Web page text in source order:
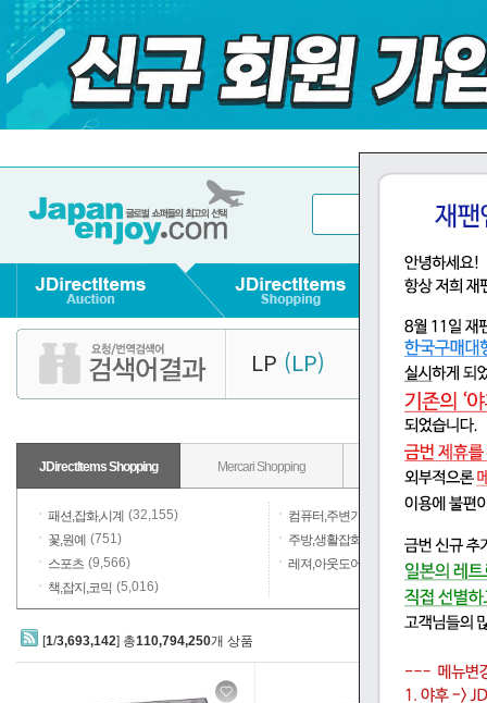
LP (LP)
JDirectItems Shopping Mercari Shopping Rakuten Shopping
패션,잡화,시계 (32,155) 컴퓨터,주변기기
(78,347)
꽃,원예 (751) 주방,생활잡화,일용품
(28,832)
스포츠 (9,566) 레져,아웃도어
(11,662)
책,잡지,코믹 (5,016)
[1/3,693,142] 총110,794,250개 상품